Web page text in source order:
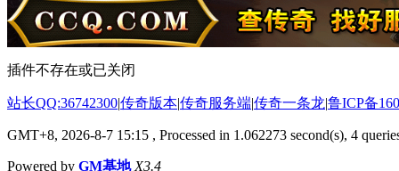
插件不存在或已关闭
站长QQ:36742300|传奇版本|传奇服务端|传奇一条龙|鲁ICP备
GMT+8, 2026-8-7 15:15 , Processed in 1.062273 second(s), 4
Powered by GM基地 X3.4